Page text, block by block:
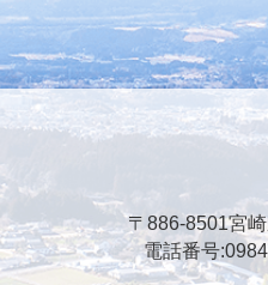
〒886-8501宮
電話番号